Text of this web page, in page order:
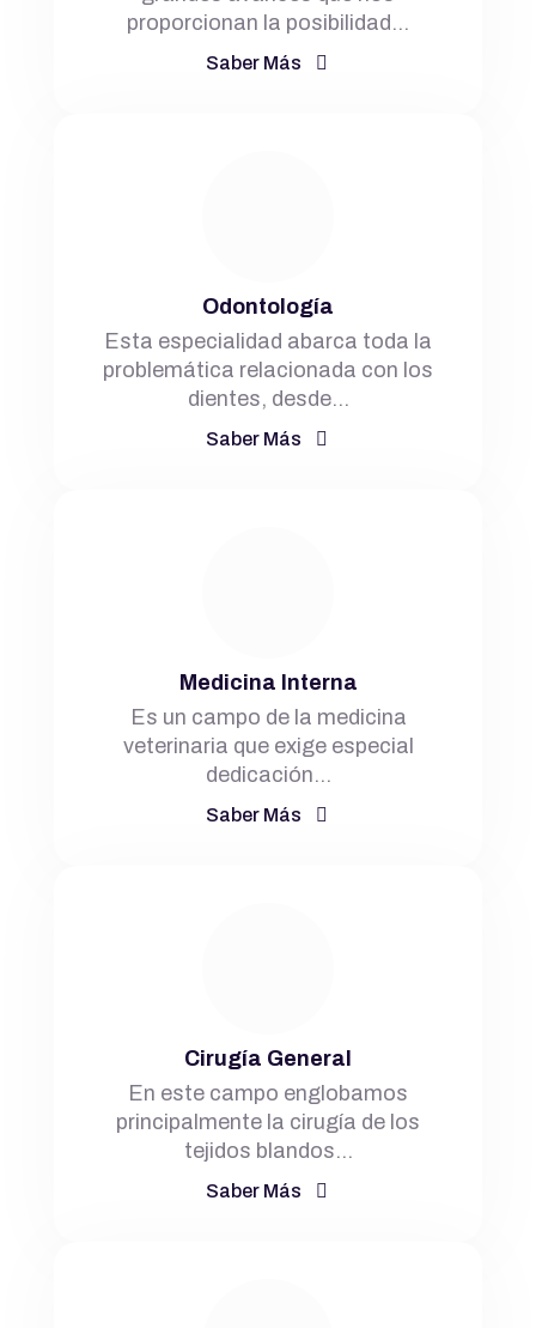
proporcionan la posibilidad…
Saber Más
Odontología
Esta especialidad abarca toda la
problemática relacionada con los
dientes, desde…
Saber Más
Medicina Interna
Es un campo de la medicina
veterinaria que exige especial
dedicación…
Saber Más
Cirugía General
En este campo englobamos
principalmente la cirugía de los
tejidos blandos…
Saber Más